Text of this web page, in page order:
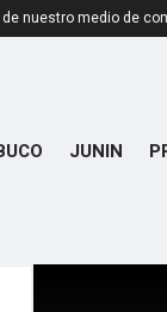
nuestro medio de
JUNIN